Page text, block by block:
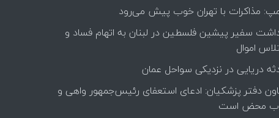
مذاکرات با تهران خوب پیش می‌رود
سفیر پیشین فلسطین در لبنان به اتهام فساد و
اموال
دریایی در نزدیکی سواحل عمان
دفتر پزشکیان: ادعای استعفای رئیس‌جمهور واهی و
محض است